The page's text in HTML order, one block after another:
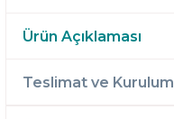
Ürün Açıklaması
Teslimat ve Kurulum